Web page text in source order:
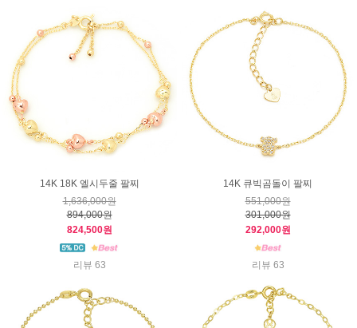
14K 18K 엘시두줄 팔찌
1,636,000원
894,000원
824,500원
리뷰 63
14K 큐빅곰돌이 팔찌
551,000원
301,000원
292,000원
리뷰 63